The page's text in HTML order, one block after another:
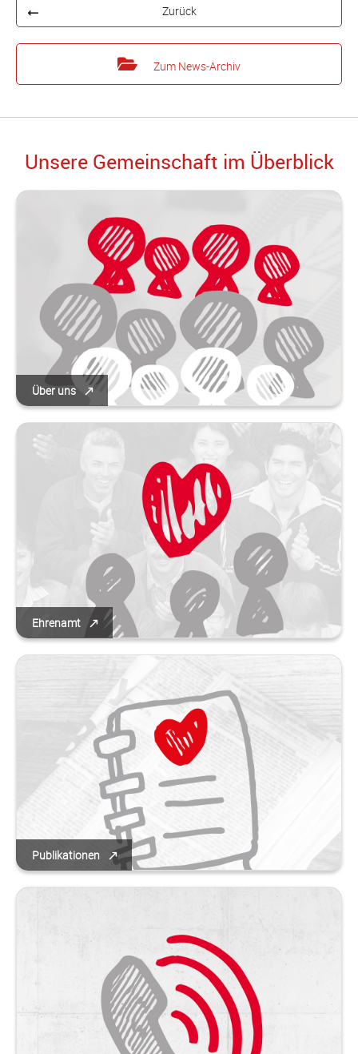
Zurück
Zum News-Archiv
Unsere Gemeinschaft im Überblick
Über uns
Ehrenamt
Publikationen